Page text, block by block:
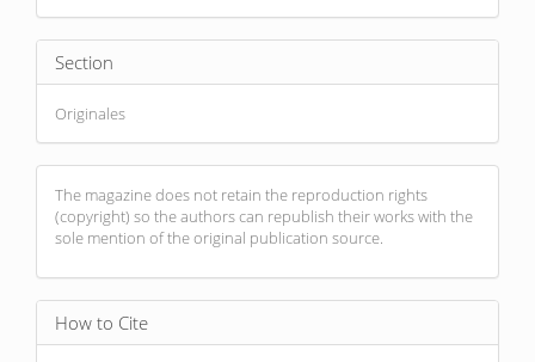
Section
Originales
The magazine does not retain the reproduction rights
(copyright) so the authors can republish their works with the
sole mention of the original publication source.
How to Cite